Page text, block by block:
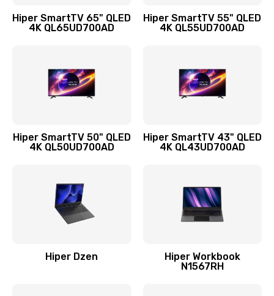
Hiper SmartTV 65" QLED
4K QL65UD700AD
Hiper SmartTV 55" QLED
4K QL55UD700AD
Hiper SmartTV 50" QLED
4K QL50UD700AD
Hiper SmartTV 43" QLED
4K QL43UD700AD
Hiper Dzen
Hiper Workbook
N1567RH